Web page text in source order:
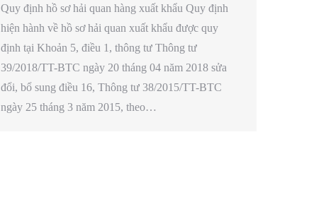
Quy định hồ sơ hải quan hàng xuất khẩu Quy định
hiện hành về hồ sơ hải quan xuất khẩu được quy
định tại Khoản 5, điều 1, thông tư Thông tư
39/2018/TT-BTC ngày 20 tháng 04 năm 2018 sửa
đổi, bổ sung điều 16, Thông tư 38/2015/TT-BTC
ngày 25 tháng 3 năm 2015, theo…